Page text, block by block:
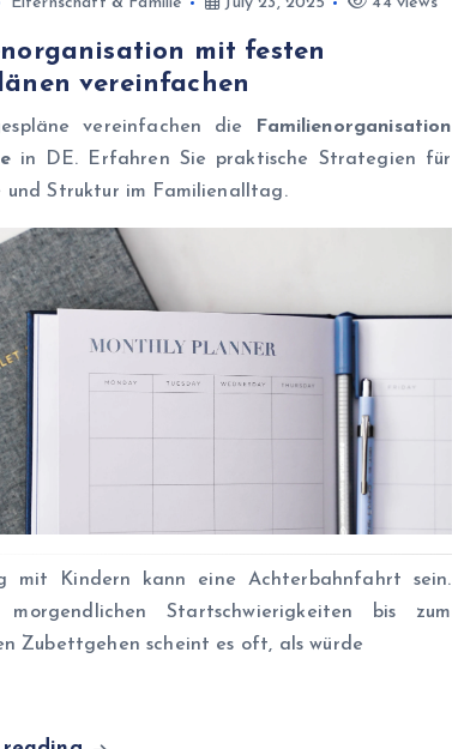
mit festen
vereinfachen
vereinfachen die
Familienorganisation
in DE. Erfahren Sie praktische Strategien für
und Struktur im Familienalltag.
mit Kindern kann eine Achterbahnfahrt sein.
Startschwierigkeiten bis zum
Zubettgehen scheint es oft, als würde